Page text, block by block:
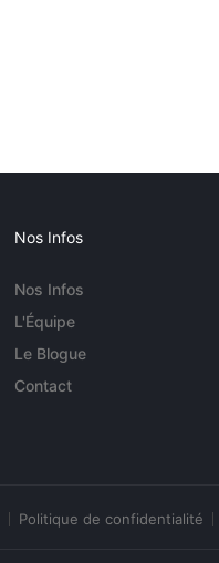
Nos Infos
Nos Infos
L'Équipe
Le Blogue
Contact
Politique de confidentialité